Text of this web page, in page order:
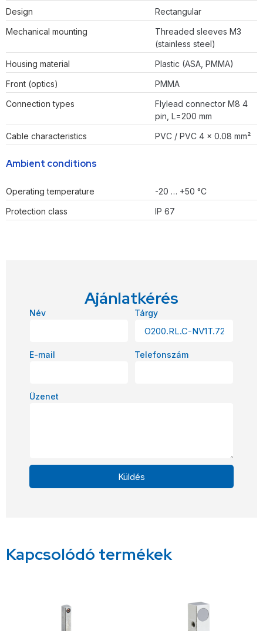
Design
Rectangular
Mechanical mounting
Threaded sleeves M3
(stainless steel)
Housing material
Plastic (ASA, PMMA)
Front (optics)
PMMA
Connection types
Flylead connector M8 4
pin, L=200 mm
Cable characteristics
PVC / PVC 4 x 0.08 mm²
Ambient conditions
Operating temperature
-20 … +50 °C
Protection class
IP 67
Ajánlatkérés
Név Tárgy
E-mail Telefonszám
Üzenet
Küldés
Kapcsolódó termékek